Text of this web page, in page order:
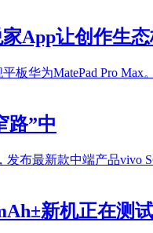
App让创作生
华为MatePad Pro
路”中
布最新款中端产品
新机正在测试